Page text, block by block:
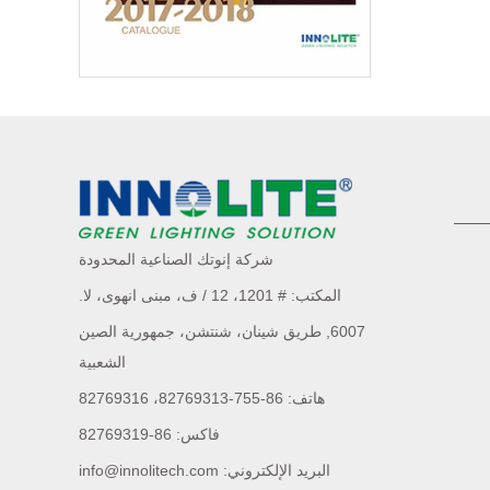
شركة إنوتك الصناعية المحدودة
المكتب: # 1201، 12 / ف، مبنى انهوى، لا.
6007, طريق شينان، شنتشن، جمهورية الصين
الشعبية
هاتف: 86-755-82769313، 82769316
فاكس: 86-82769319
البريد الإلكتروني: info@innolitech.com